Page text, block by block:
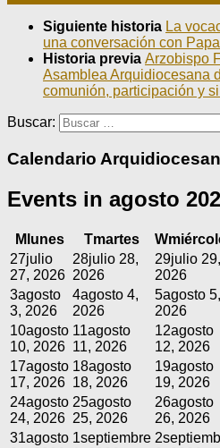
Siguiente historia La
una conversación con
Historia previa Arzobispo
Asamblea Arquidiocesana
comunión, participación y
Buscar:
Calendario
Events in agosto
M lunes Tmartes W
27julio
27, 2026
28julio 28,
2026
29julio 29,
2026
3agosto
3, 2026
4agosto 4,
2026
5agosto 5,
2026
10agosto
10, 2026
11agosto
11, 2026
12agosto
12, 2026
17agosto
17, 2026
18agosto
18, 2026
19agosto
19, 2026
24agosto
24, 2026
25agosto
25, 2026
26agosto
26, 2026
31agosto 1septiembre 2